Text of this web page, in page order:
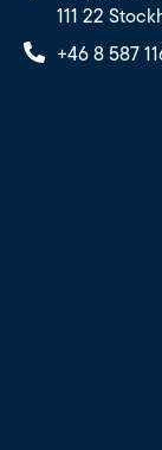
111 22
+46 8 587